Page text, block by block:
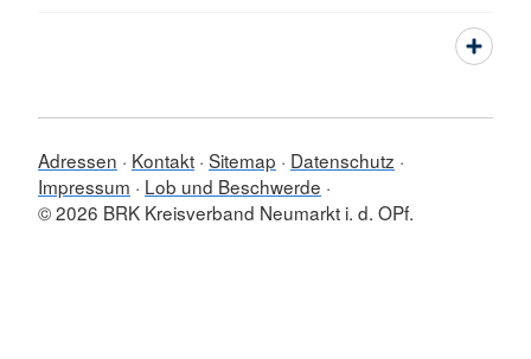
Adressen Kontakt Sitemap
Datenschutz
Impressum
Lob und Beschwerde
© 2026 BRK Kreisverband Neumarkt i. d. OPf.